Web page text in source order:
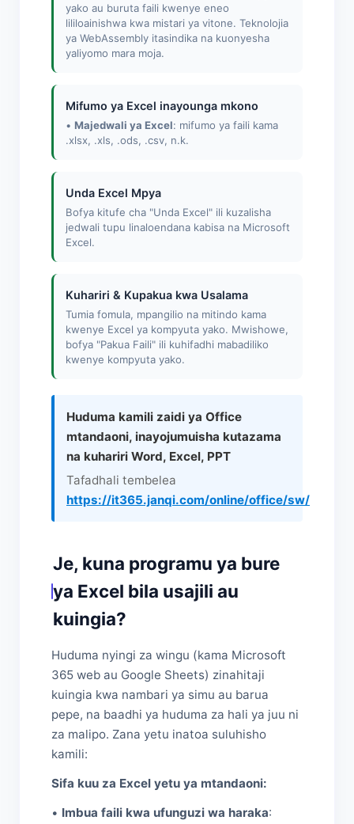
yako au buruta faili kwenye eneo
lililoainishwa kwa mistari ya vitone. Teknolojia
ya WebAssembly itasindika na kuonyesha
yaliyomo mara moja.
Mifumo ya Excel inayounga mkono
• Majedwali ya Excel: mifumo ya faili kama
.xlsx, .xls, .ods, .csv, n.k.
Unda Excel Mpya
Bofya kitufe cha "Unda Excel" ili kuzalisha
jedwali tupu linaloendana kabisa na Microsoft
Excel.
Kuhariri & Kupakua kwa Usalama
Tumia fomula, mpangilio na mitindo kama
kwenye Excel ya kompyuta yako. Mwishowe,
bofya "Pakua Faili" ili kuhifadhi mabadiliko
kwenye kompyuta yako.
Huduma kamili zaidi ya Office
mtandaoni, inayojumuisha kutazama
na kuhariri Word, Excel, PPT
Tafadhali tembelea
https://it365.janqi.com/online/office/sw/
Je, kuna programu ya bure
ya Excel bila usajili au
kuingia?
Huduma nyingi za wingu (kama Microsoft
365 web au Google Sheets) zinahitaji
kuingia kwa nambari ya simu au barua
pepe, na baadhi ya huduma za hali ya juu ni
za malipo. Zana yetu inatoa suluhisho
kamili:
Sifa kuu za Excel yetu ya mtandaoni:
• Imbua faili kwa ufunguzi wa haraka: